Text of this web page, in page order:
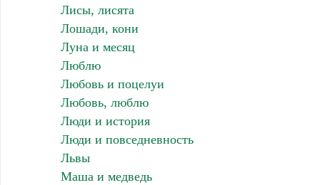
Лисы, лисята
Лошади, кони
Луна и месяц
Люблю
Любовь и поцелуи
Любовь, люблю
Люди и история
Люди и повседневность
Львы
Маша и медведь